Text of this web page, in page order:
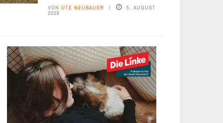
VON UTE NEUBAUER 5. AUGUST
2026